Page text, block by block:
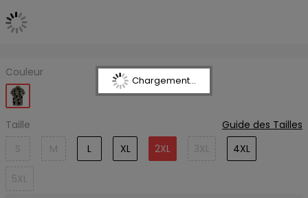
Couleur
Taille
Guide des Tailles
S
M L XL 2XL 3XL 4XL
5XL
Chargement...